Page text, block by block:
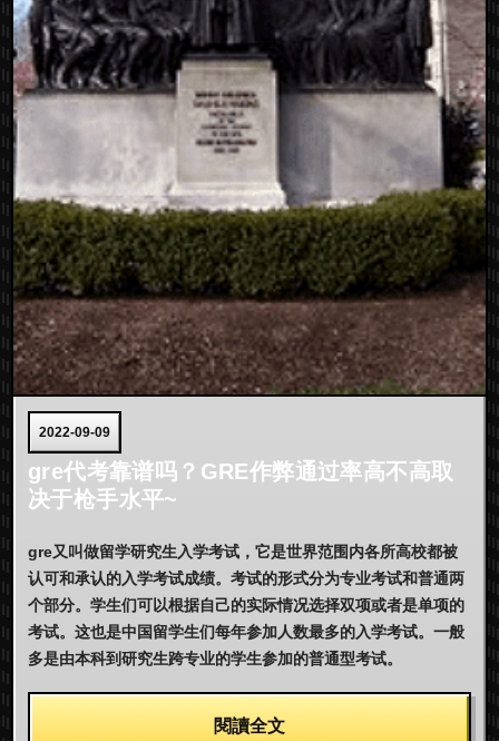
2022-09-09
gre代考靠谱吗？GRE作弊通过率高不高取
决于枪手水平~
gre又叫做留学研究生入学考试，它是世界范围内各所高校都被
认可和承认的入学考试成绩。考试的形式分为专业考试和普通两
个部分。学生们可以根据自己的实际情况选择双项或者是单项的
考试。这也是中国留学生们每年参加人数最多的入学考试。一般
多是由本科到研究生跨专业的学生参加的普通型考试。
閱讀全文